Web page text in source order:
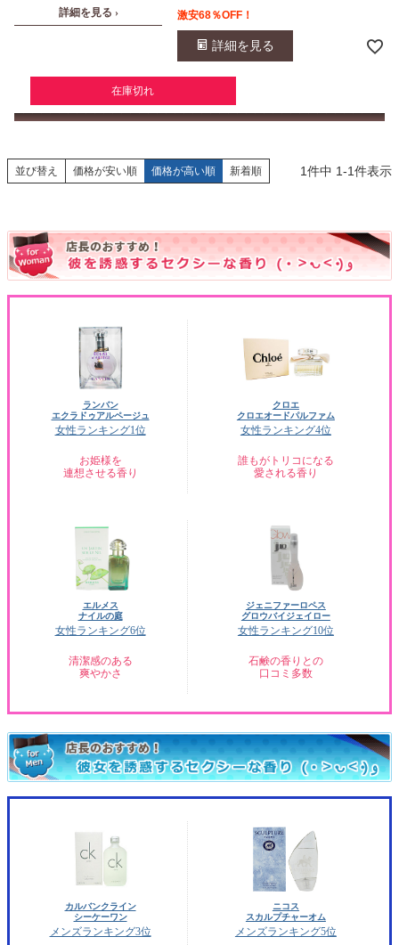
詳細を見る › 激安68％OFF！
詳細を見る
在庫切れ
並び替え 価格が安い順 価格が高い順 新着順 1件中 1-1件表示
ランバン
エクラドゥアルページュ
女性ランキング1位
お姫様を
連想させる香り
クロエ
クロエオードパルファム
女性ランキング4位
誰もがトリコになる
愛される香り
エルメス
ナイルの庭
女性ランキング6位
清潔感のある
爽やかさ
ジェニファーロペス
グロウバイジェイロー
女性ランキング10位
石鹸の香りとの
口コミ多数
カルバンクライン
シーケーワン
メンズランキング3位
ニコス
スカルプチャーオム
メンズランキング5位